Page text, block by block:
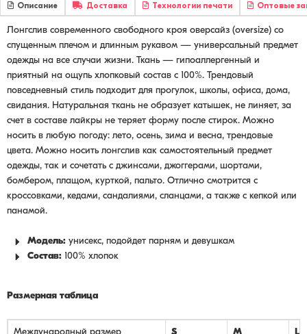
Описание Доставка Технологии печати Оптовые
Лонгслив современного свободного кроя оверсайз (oversize) со
спущенным плечом и длинным рукавом — универсальный предмет
одежды на все случаи жизни. Ткань — гипоаллергенный и
приятный на ощупь хлопковый состав с 100%. Трендовый
повседневный стиль подходит для прогулок, школы, офиса, дома,
свидания. Натуральная ткань не образует катышек, не линяет, за
счет в составе лайкры не теряет форму после стирок. Можно
носить в любую погоду: лето, осень, зима и весна, трендовые
цвета. Можно носить лонгслив как самостоятельный предмет
одежды, так и сочетать с джинсами, джоггерами, шортами,
бомбером, плащом, курткой, пальто. Отлично смотрится с
кроссовками, кедами, сандалиями, сланцами, а также с кепкой или
панамой.
Модель: унисекс, подойдет парням и девушкам
Состав: 100% хлопок
Размерная таблица